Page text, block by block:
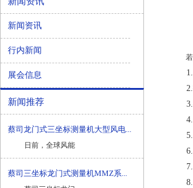
新闻资讯
行内新闻
展会信息
新闻推荐
蔡司龙门式三坐标测量机大型风电...
日前，全球风能
蔡司三坐标龙门式测量机MMZ系...
若
1.检
2.拆
3.把
4.连
5.在
6.检
7.检
8.安